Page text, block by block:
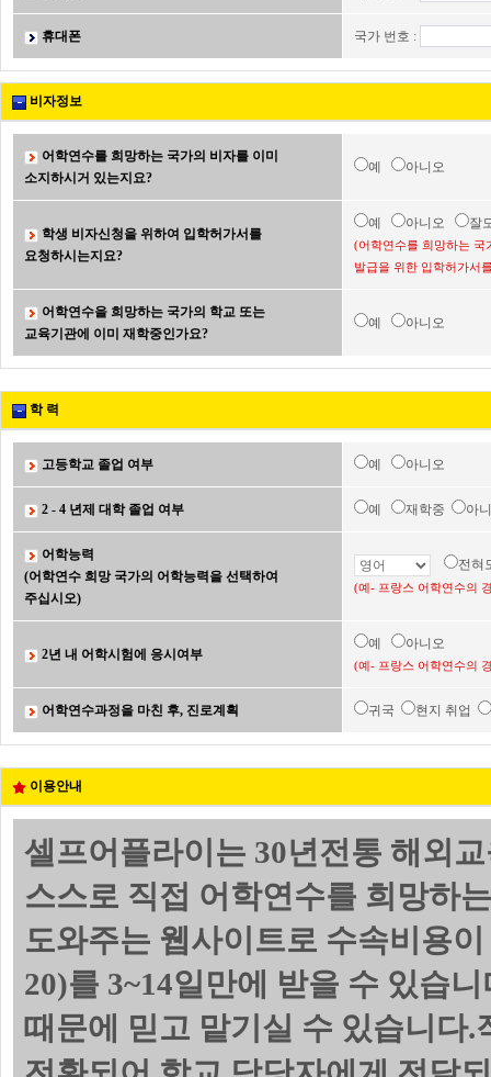
휴대폰 국가 번호 :
비자정보
어학연수를 희망하는 국가의 비자를 이미
소지하시거 있는지요?
예 아니오
학생 비자신청을 위하여 입학허가서를
요청하시는지요?
예 아니오 잘
(어학연수를 희망하는 국
발급을 위한 입학허가서
어학연수을 희망하는 국가의 학교 또는
교육기관에 이미 재학중인가요?
예 아니오
학 력
고등학교 졸업 여부 예 아니오
2 - 4 년제 대학 졸업 여부 예 재학중 아
어학능력
(어학연수 희망 국가의 어학능력을 선택하여
주십시오)
전
(예- 프랑스 어학연수의
2년 내 어학시험에 응시여부
예 아니오
(예- 프랑스 어학연수의
어학연수과정을 마친 후, 진로계획 귀국 현지 취업
이용안내
셀프어플라이는 30년전통 해외
스스로 직접 어학연수를 희망하
도와주는 웹사이트로 수속비용
20)를 3~14일만에 받을 수 있습
때문에 믿고 맡기실 수 있습니다.